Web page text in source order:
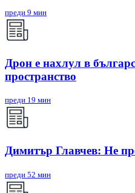
преди 9 мин
Дрон е нахлул в
пространство
преди 19 мин
Димитър Главчев: Не
преди 52 мин